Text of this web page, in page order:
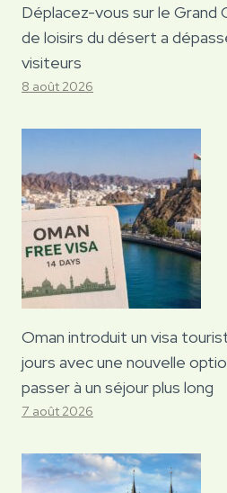
Déplacez-vous sur le Grand
de loisirs du désert a
visiteurs
8 août 2026
Oman introduit un visa
jours avec une nouvelle
passer à un séjour plus long
7 août 2026